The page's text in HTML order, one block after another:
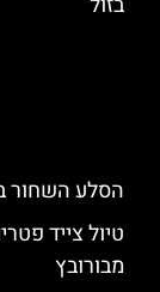
הסלע השחור
טיול צייד
מבורובץ